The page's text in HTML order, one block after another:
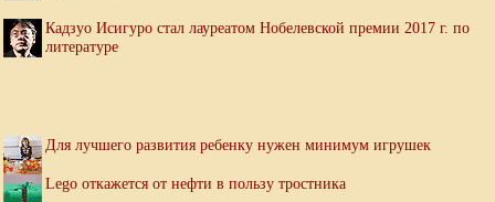
Кадзуо Исигуро стал лауреатом Нобелевской премии 2017 г. по
литературе
Для лучшего развития ребенку нужен минимум игрушек
Lego откажется от нефти в пользу тростника